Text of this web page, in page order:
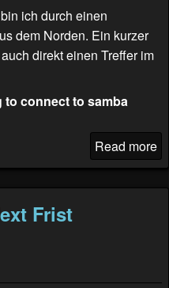
ich durch einen
dem Norden. Ein kurzer
direkt einen Treffer im
to connect to samba
Read more
Frist